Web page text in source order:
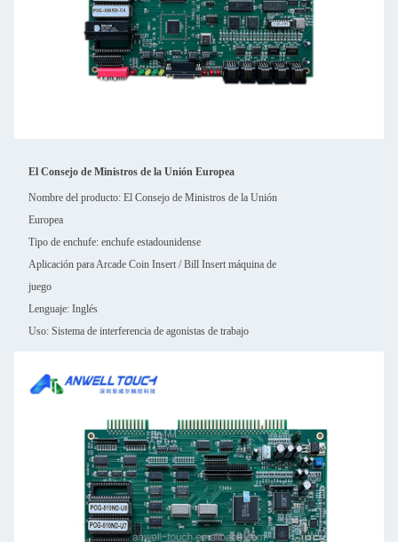
El Consejo de Ministros de la Unión Europea
Nombre del producto: El Consejo de Ministros de la Unión
Europea
Tipo de enchufe: enchufe estadounidense
Aplicación para Arcade Coin Insert / Bill Insert máquina de
juego
Lenguaje: Inglés
Uso: Sistema de interferencia de agonistas de trabajo